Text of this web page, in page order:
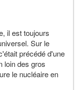
il est toujours
Sur le
précédé d'une
loin des gros
le nucléaire en